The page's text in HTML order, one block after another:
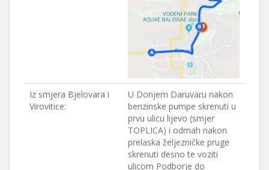
Iz smjera Bjelovara i
Virovitice:
U Donjem Daruvaru nakon
benzinske pumpe skrenuti u
prvu ulicu lijevo (smjer
TOPLICA) i odmah nakon
prelaska željezničke pruge
skrenuti desno te voziti
ulicom Podborje do